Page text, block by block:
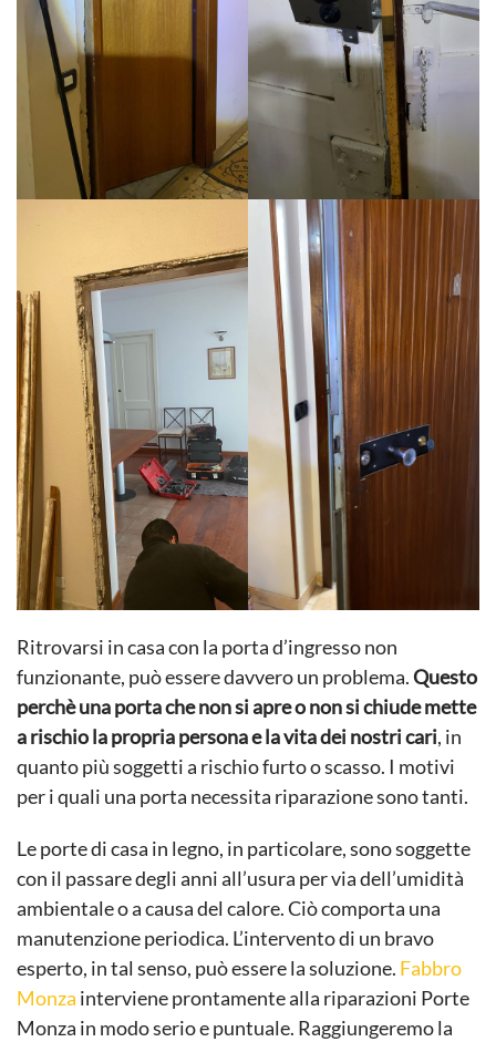
Ritrovarsi in casa con la porta d’ingresso non
funzionante, può essere davvero un problema.Questo
perchè una porta che non si apre o non si chiude mette
a rischio la propria persona e la vita dei nostri cari, in
quanto più soggetti a rischio furto o scasso. I motivi
per i quali una porta necessita riparazione sono tanti.
Le porte di casa in legno, in particolare, sono soggette
con il passare degli anni all’usura per via dell’umidità
ambientale o a causa del calore. Ciò comporta una
manutenzione periodica. L’intervento di un bravo
esperto, in tal senso, può essere la soluzione. Fabbro
Monza interviene prontamente alla riparazioni Porte
Monza in modo serio e puntuale. Raggiungeremo la